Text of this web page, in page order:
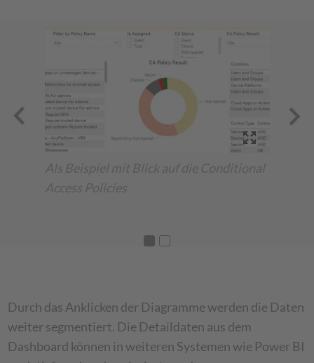
Als Beispiel mit Blick auf die Conditional
Access Policies
Durch das Anklicken der Diagramme werden die Daten
weiter segmentiert. Die Detaildaten aus dem
Dashboard können in weiteren Systemen wie Power BI